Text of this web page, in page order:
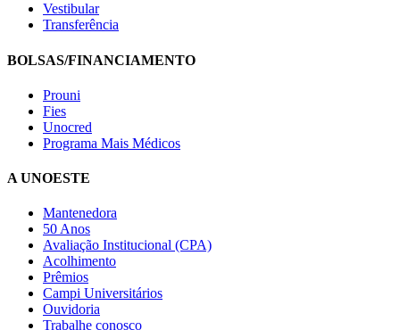
Vestibular
Transferência
BOLSAS/FINANCIAMENTO
Prouni
Fies
Unocred
Programa Mais Médicos
A UNOESTE
Mantenedora
50 Anos
Avaliação Institucional (CPA)
Acolhimento
Prêmios
Campi Universitários
Ouvidoria
Trabalhe conosco